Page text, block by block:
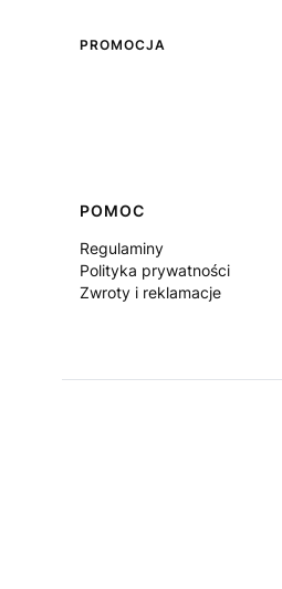
PROMOCJA
Linki w stopce
POMOC
Regulaminy
Polityka prywatności
Zwroty i reklamacje